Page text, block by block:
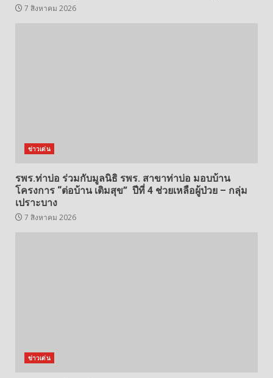
7 สิงหาคม 2026
ข่าวเด่น
รพร.ท่าบ่อ ร่วมกับมูลนิธิ รพร. สาขาท่าบ่อ มอบบ้าน
โครงการ “ต่อบ้าน เติมสุข” ปีที่ 4 ช่วยเหลือผู้ป่วย – กลุ่ม
เปราะบาง
7 สิงหาคม 2026
ข่าวเด่น